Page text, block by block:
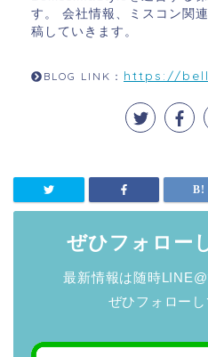
す。 会社情報、ミスコン関
稿していきます。
BLOG LINK： https://
ぜひフォロー
最新情報は随時
ぜひフォロー